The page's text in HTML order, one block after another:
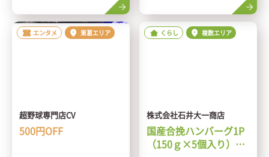
エンタメ 東葛エリア
超野球専門店CV
500円OFF
くらし 複数エリア
株式会社石井大一商店
国産合挽ハンバーグ1P
（150ｇ×5個入り）プ